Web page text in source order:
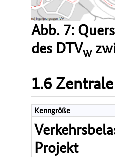
Abb. 7:
des DTVw
1.6
Kenngröße
Projekt